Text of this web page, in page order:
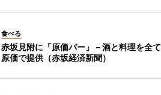
食べる
赤坂見附に「原価バー」－酒と料理を全て
原価で提供（赤坂経済新聞）